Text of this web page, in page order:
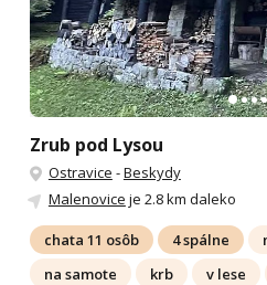
Zrub pod Lysou
Ostravice -Beskydy
Malenovice je 2.8 km daleko
chata 11 osôb 4 spálne
na samote
krb v lese